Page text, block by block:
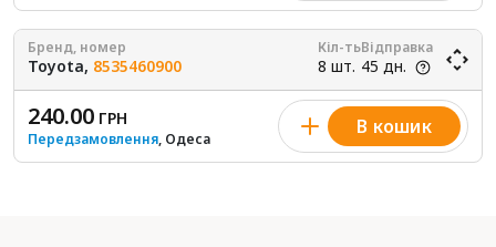
Бренд, номер
Toyota, 8535460900
Кіл-ть
8 шт.
Відправка
45 дн.
240.00 ГРН
Передзамовлення, Одеса
В кошик